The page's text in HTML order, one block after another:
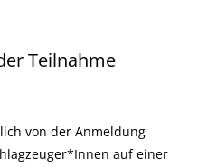
Teilnahme
von der Anmeldung
auf einer